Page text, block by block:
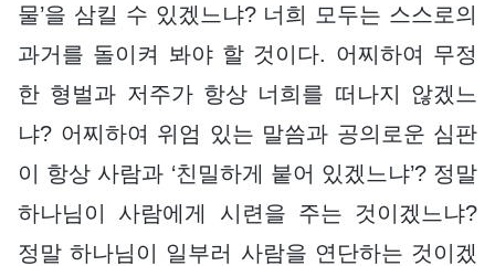
물’을 삼킬 수 있겠느냐? 너희 모두는 스스로의
과거를 돌이켜 봐야 할 것이다. 어찌하여 무정
한 형벌과 저주가 항상 너희를 떠나지 않겠느
냐? 어찌하여 위엄 있는 말씀과 공의로운 심판
이 항상 사람과 ‘친밀하게 붙어 있겠느냐’? 정말
하나님이 사람에게 시련을 주는 것이겠느냐?
정말 하나님이 일부러 사람을 연단하는 것이겠